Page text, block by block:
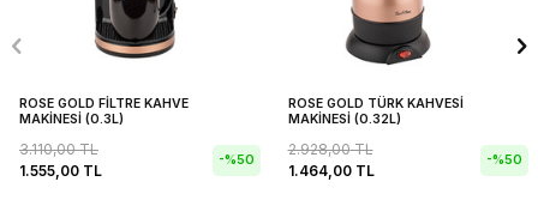
ROSE GOLD FİLTRE KAHVE
MAKİNESİ (0.3L)
3.110,00TL
1.555,00 TL
-%50
ROSE GOLD TÜRK KAHVESİ
MAKİNESİ (0.32L)
2.928,00TL
1.464,00TL
-%50